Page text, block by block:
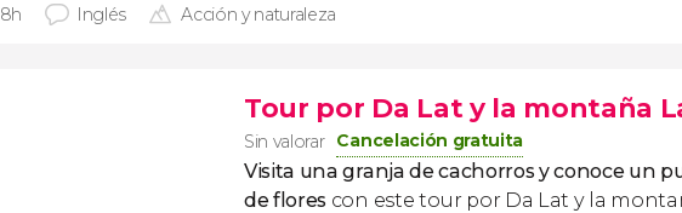
Inglés Acción y naturaleza
Tour por Da Lat y la montaña
Sin valorar Cancelación gratuita
Visita una granja de cachorros y conoce un
de flores con este tour por Da Lat y la